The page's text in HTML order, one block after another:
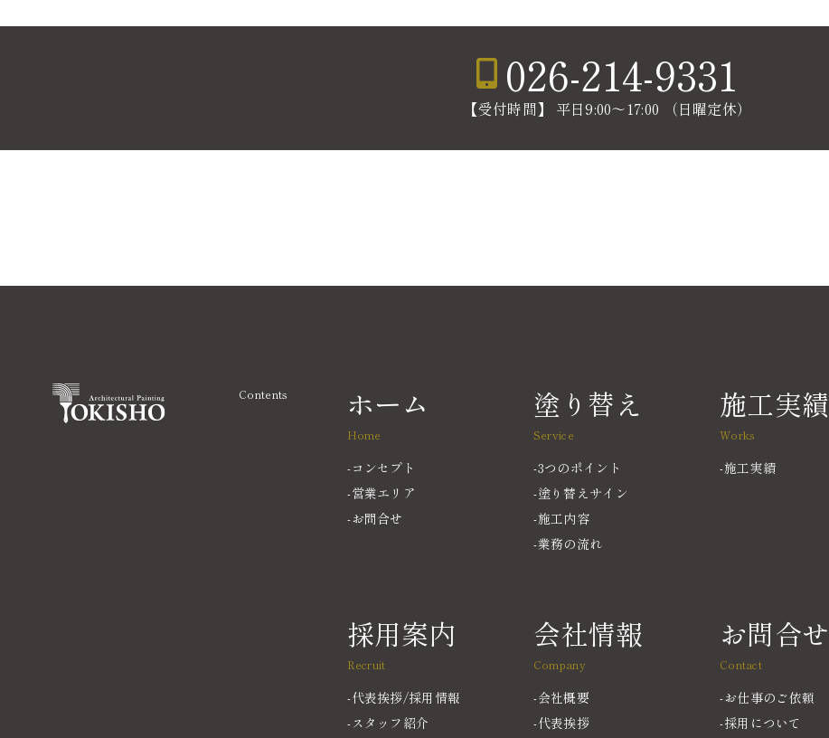
026-214-9331
【受付時間】 平日9:00〜17:00 （日曜定休）
Contents ホーム
Home
コンセプト
営業エリア
お問合せ
塗り替え
Service
3つのポイント
塗り替えサイン
施工内容
業務の流れ
施工実績
Works
施工実績
採用案内
Recruit
代表挨拶/採用情報
スタッフ紹介
会社情報
Company
会社概要
代表挨拶
お問合せ
Contact
お仕事のご依頼
採用について